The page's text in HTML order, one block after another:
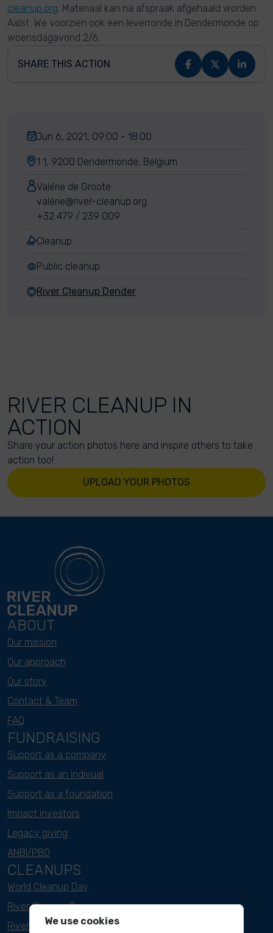
cleanup.org. Materiaal kan na afspraak afgehaald worden
Aalst. We voorzien ook een leverronde in Dendermonde op
woensdagavond 2/6.
SHARE THIS ACTION
Jun 6, 2021, 09:00 - 18:00
1 1, 9200 Dendermonde, Belgium
Valérie de Groote
valerie@river-cleanup.org
+32 479 / 239 009
Cleanup
Public cleanup
River Cleanup Dender
RIVER CLEANUP IN
ACTION
Share your action photos here and inspire others to take
action too!
UPLOAD YOUR PHOTOS
ABOUT
Our mission
Our approach
Our story
Contact & Team
FAQ
FUNDRAISING
Support as a company
Support as an indivual
Support as a foundation
Impact investors
Legacy giving
ANBI/PBO
CLEANUPS
World Cleanup Day
River Cleanup Days
River Cleanup Challenge
We use cookies